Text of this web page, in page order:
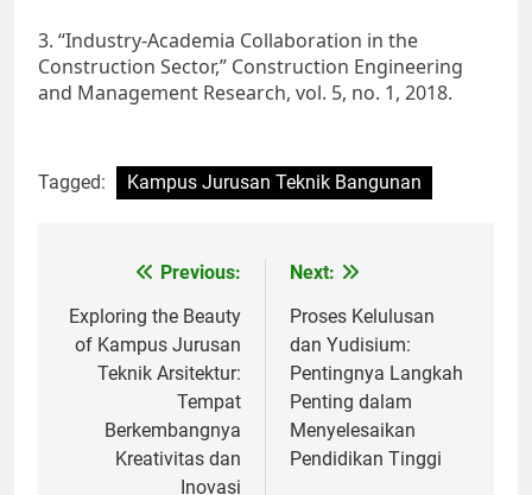
3. “Industry-Academia Collaboration in the
Construction Sector,” Construction Engineering
and Management Research, vol. 5, no. 1, 2018.
Tagged: Kampus Jurusan Teknik Bangunan
navigation
Previous:
Exploring the Beauty
of Kampus Jurusan
Teknik Arsitektur:
Tempat
Berkembangnya
Kreativitas dan
Inovasi
Next:
Proses Kelulusan
dan Yudisium:
Pentingnya Langkah
Penting dalam
Menyelesaikan
Pendidikan Tinggi